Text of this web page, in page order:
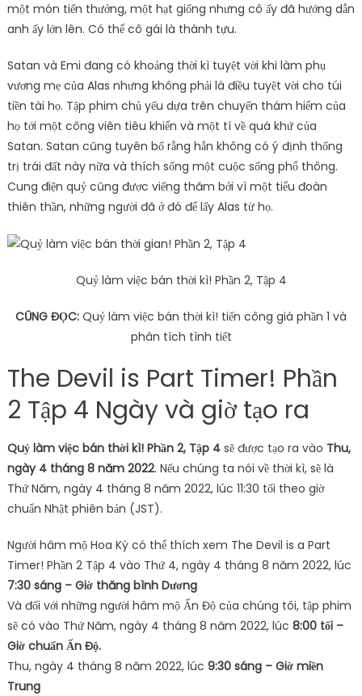
một món tiến thưởng, một hạt giống nhưng cô ấy đã hướng dẫn
anh ấy lớn lên. Có thể cô gái là thành tựu.
Satan và Emi đang có khoảng thời kì tuyệt vời khi làm phụ
vương mẹ của Alas nhưng không phải là điều tuyệt vời cho túi
tiền tài họ. Tập phim chủ yếu dựa trên chuyến thám hiểm của
họ tới một công viên tiêu khiển và một tí về quá khứ của
Satan. Satan cũng tuyên bố rằng hắn không có ý định thống
trị trái đất này nữa và thích sống một cuộc sống phổ thông.
Cung điện quỷ cũng được viếng thăm bởi vì một tiểu đoàn
thiên thần, những người đã ở đó để lấy Alas từ họ.
Quỷ làm việc bán thời kì! Phần 2, Tập 4
CŨNG ĐỌC: Quỷ làm việc bán thời kì! tiến công giá phần 1 và
phân tích tình tiết
The Devil is Part Timer! Phần
2 Tập 4 Ngày và giờ tạo ra
Quỷ làm việc bán thời kì! Phần 2, Tập 4 sẽ được tạo ra vào Thu,
ngày 4 tháng 8 năm 2022. Nếu chúng ta nói về thời kì, sẽ là
Thứ Năm, ngày 4 tháng 8 năm 2022, lúc 11:30 tối theo giờ
chuẩn Nhật phiên bản (JST).
Người hâm mộ Hoa Kỳ có thể thích xem The Devil is a Part
Timer! Phần 2 Tập 4 vào Thứ 4, ngày 4 tháng 8 năm 2022, lúc
7:30 sáng – Giờ thăng bình Dương
Và đối với những người hâm mộ Ấn Độ của chúng tôi, tập phim
sẽ có vào Thứ Năm, ngày 4 tháng 8 năm 2022, lúc 8:00 tối –
Giờ chuẩn Ấn Độ.
Thu, ngày 4 tháng 8 năm 2022, lúc 9:30 sáng – Giờ miền
Trung